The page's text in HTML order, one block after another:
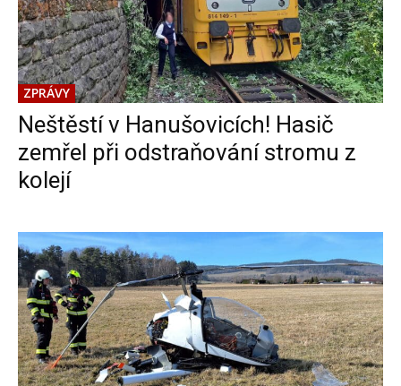
ZPRÁVY
Neštěstí v Hanušovicích! Hasič
zemřel při odstraňování stromu z
kolejí